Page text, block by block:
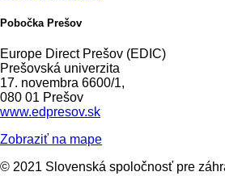
Pobočka Prešov
Europe Direct Prešov (EDIC)
Prešovská univerzita
17. novembra 6600/1,
080 01 Prešov
www.edpresov.sk
Zobraziť na mape
© 2021 Slovenská spoločnosť pre